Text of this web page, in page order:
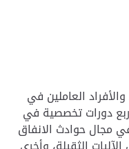
العاملين في
دورات تخصصية في
مجال حوادث الانفاق